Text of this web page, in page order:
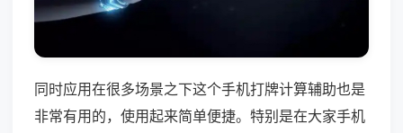
同时应用在很多场景之下这个手机打牌计算辅助也是
非常有用的，使用起来简单便捷。特别是在大家手机